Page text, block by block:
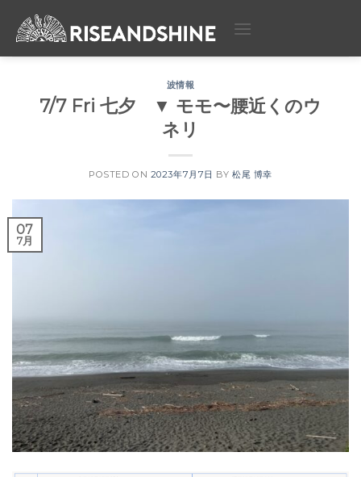
波情報
7/7 Fri 七夕 ▼ モモ〜腰近くのウ
ネリ
POSTED ON 2023年7月7日 BY松尾 博幸
07
7月